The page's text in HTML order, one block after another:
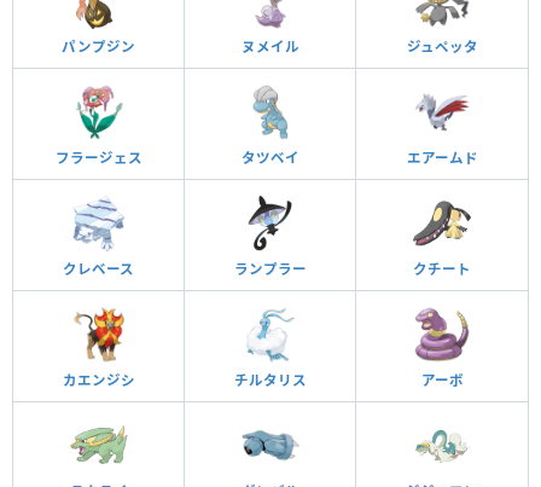
パンプジン ヌメイル ジュペッタ
フラージェス タツベイ エアームド
クレベース ランプラー クチート
カエンジシ チルタリス アーボ